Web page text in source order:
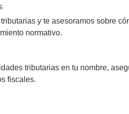
y te asesoramos sobre
normativo.
tributarias en tu nombre,
fiscales.